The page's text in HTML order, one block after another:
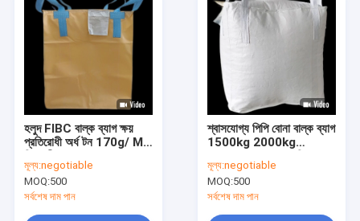
হলুদ FIBC বাল্ক ব্যাগ ক্ষয়
প্রতিরোধী অর্ধ টন 170g/ M2
মূল্য:negotiable
MOQ:500
সর্বশেষ দাম পান
শ্বাসযোগ্য পিপি বোনা বাল্ক ব্যাগ
1500kg 2000kg
মূল্য:negotiable
MOQ:500
সর্বশেষ দাম পান